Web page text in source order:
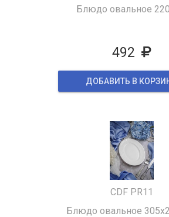
Блюдо овальное
492
ДОБАВИТЬ В
CDF PR11
Блюдо овальное